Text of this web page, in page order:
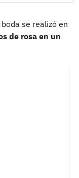
se realizó en
de rosa en un